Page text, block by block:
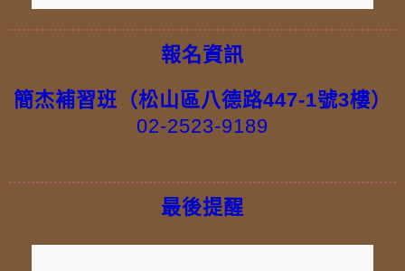
報名資訊
簡杰補習班（松山區八德路447-1號3樓）
02-2523-9189
最後提醒